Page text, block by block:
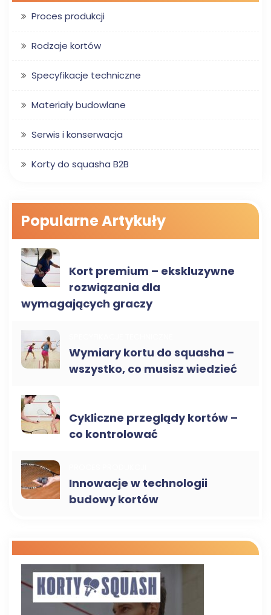
Proces produkcji
Rodzaje kortów
Specyfikacje techniczne
Materiały budowlane
Serwis i konserwacja
Korty do squasha B2B
Popularne Artykuły
Kort premium – ekskluzywne
rozwiązania dla
wymagających graczy
Wymiary kortu do squasha –
wszystko, co musisz wiedzieć
Cykliczne przeglądy kortów –
co kontrolować
Innowacje w technologii
budowy kortów